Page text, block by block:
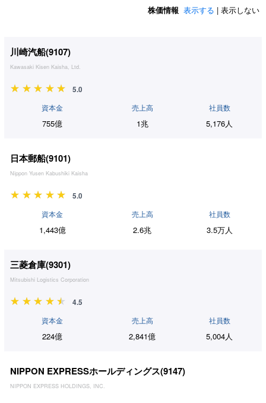
株価情報 表示する | 表示しない
川崎汽船(9107)
Kawasaki Kisen Kaisha, Ltd.
5.0
資本金
755億
売上高
1兆
社員数
5,176人
日本郵船(9101)
Nippon Yusen Kabushiki Kaisha
5.0
資本金
1,443億
売上高
2.6兆
社員数
3.5万人
三菱倉庫(9301)
Mitsubishi Logistics Corporation
4.5
資本金
224億
売上高
2,841億
社員数
5,004人
NIPPON EXPRESSホールディングス(9147)
NIPPON EXPRESS HOLDINGS, INC.